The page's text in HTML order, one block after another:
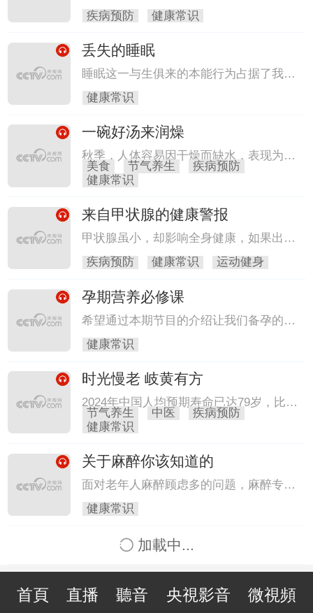
离损伤困扰。
始不听使唤，视线突然变得模糊，伴随着
一阵阵眩晕，整个人摇摇欲坠。一旦出现
这种情况，就需要警惕是否是狡猾而又凶
险的脑中风在作怪。本片将带你了解脑卒
中的病因，并教你为患者争取更多的救治
时间。
疾病预防 健康常识
丢失的睡眠
睡眠这一与生俱来的本能行为占据了我们
生命中三分之一的篇幅，如果以每天8小
时的睡眠时间来计算，一个活到80岁的人
将有超过26年的光阴在睡梦中度过。尽管
每个人都需要睡觉，但很少有人知道我们
是怎么睡觉的。
健康常识
一碗好汤来润燥
秋季，人体容易因干燥而缺水，表现为皮
肤干燥、嗓子干痒甚至疼痛，此时多喝汤
水是缓解秋燥的有效方法。
美食 节气养生
疾病预防
健康常识
来自甲状腺的健康警报
甲状腺虽小，却影响全身健康，如果出现
减肥困难、心慌、乏力等症状，建议及时
就医检查。早关注、早预防，守护健康，
从“腺”开始。
疾病预防 健康常识 运动健身
孕期营养必修课
希望通过本期节目的介绍让我们备孕的这
些女性朋友们都能够成为满分的孕妈妈。
希望在五大营养元素的保护之下，我们的
孕妈妈都能够身体健康，腹中的胎儿未来
都能够茁壮成长。
健康常识
时光慢老 岐黄有方
2024年中国人均预期寿命已达79岁，比20
年前增长了6岁。中国百岁老人从2010年
约3.6万人，增长到2020年约11.9万人。中
国成为全球百岁老人数量最多的国家。但
想要长寿，还得探寻衰老的根源。本期
《健康中国》邀请到了国家级名老中医李
海松，带大家探寻衰老的秘密，破除谣言
误解。
节气养生 中医
疾病预防
健康常识
关于麻醉你该知道的
面对老年人麻醉顾虑多的问题，麻醉专家
拆解术前访视、术中监测等关键知识、脑
功能监测等新技术，打消老年人麻醉顾
健康常识
加載中...
首頁 直播 聽音 央視影音 微視頻